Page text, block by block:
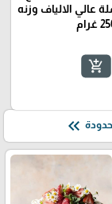
عالي الالياف وزنه
غرام
add_shopping_cart
keyboard_double_arrow_left